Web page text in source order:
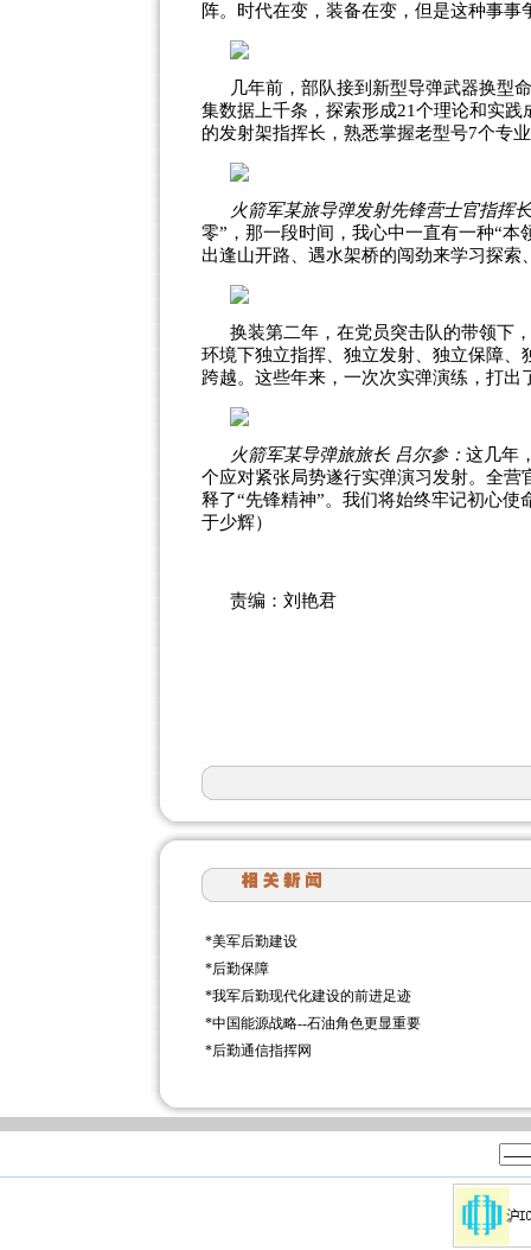
阵。时代在变，装备在变，但是这种事
几年前，部队接到新型导弹武器换型
集数据上千条，探索形成21个理论和实
的发射架指挥长，熟悉掌握老型号7个专
火箭军某旅导弹发射先锋营士官指挥
零”，那一段时间，我心中一直有一种“
出逢山开路、遇水架桥的闯劲来学习探索
换装第二年，在党员突击队的带领下
环境下独立指挥、独立发射、独立保障
跨越。这些年来，一次次实弹演练，打
火箭军某导弹旅旅长 吕尔参： 这几年
个应对紧张局势遂行实弹演习发射。全营
释了“先锋精神”。我们将始终牢记初心
于少辉）
责编：刘艳君
*美军后勤建设
*后勤保障
*我军后勤现代化建设的前进足迹
*中国能源战略--石油角色更显重要
*后勤通信指挥网